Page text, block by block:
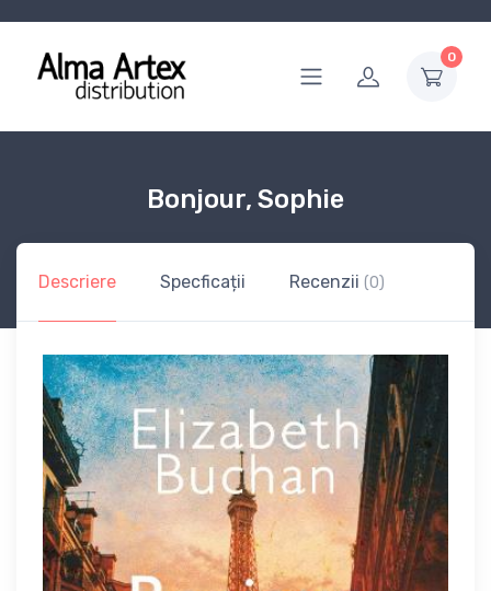
0
Bonjour, Sophie
Descriere Specficații Recenzii (0)